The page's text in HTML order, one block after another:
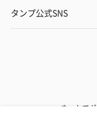
タンプ公式SNS
ネットで